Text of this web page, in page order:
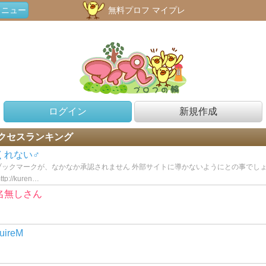
ニュー 無料プロフ マイプレ
ログイン 新規作成
セスランキング
れない♂
クマークが、なかなか承認されません 外部サイトに導かないようにとの事でし
kuren…
無しさん